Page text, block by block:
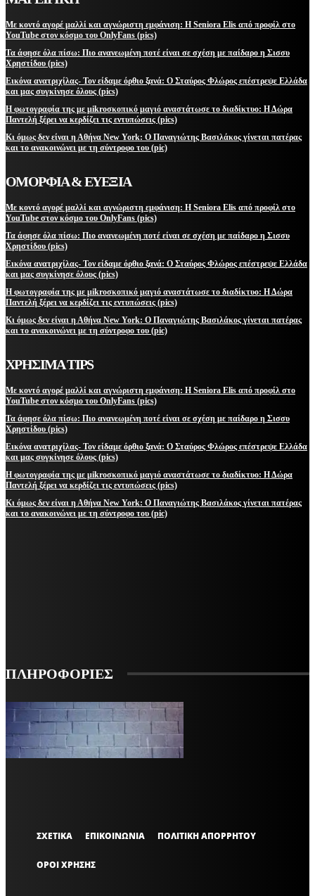
Με κοντό αγορέ μαλλί και αγνώριστη εμφάνιση: Η Seniora Elis από προφίλ στο
YouTube στον κόσμο του OnlyFans (pics)
Τα άφησε όλα πίσω: Πιο ανανεωμένη ποτέ είναι σε σχέση με παίδαρο η Σισσυ
Χρηστίδου (pics)
Εικόνα ανατριχίλας- Τον είδαμε όρθιο ξανά: Ο Σταύρος Φλώρος επέστρεψε Ελλάδα
και μας συγκίνησε όλους (pics)
Η φωτογραφία της με μikroσκοπικό μαγιό αναστάτωσε το διαδίκτυο: Η Δώρα
Παντελή ξέρει να κερδίζει τις εντυπώσεις (pics)
Κι όμως δεν είναι η Αθήνα New York: Ο Παναγιώτης Βασιλάκος γίνεται πατέρας
και το ανακοινώνει με τη σύντροφο του (pic)
ΟΜΟΡΦΙΑ & ΕΥΕΞΙΑ
Με κοντό αγορέ μαλλί και αγνώριστη εμφάνιση: Η Seniora Elis από προφίλ στο
YouTube στον κόσμο του OnlyFans (pics)
Τα άφησε όλα πίσω: Πιο ανανεωμένη ποτέ είναι σε σχέση με παίδαρο η Σισσυ
Χρηστίδου (pics)
Εικόνα ανατριχίλας- Τον είδαμε όρθιο ξανά: Ο Σταύρος Φλώρος επέστρεψε Ελλάδα
και μας συγκίνησε όλους (pics)
Η φωτογραφία της με μikroσκοπικό μαγιό αναστάτωσε το διαδίκτυο: Η Δώρα
Παντελή ξέρει να κερδίζει τις εντυπώσεις (pics)
Κι όμως δεν είναι η Αθήνα New York: Ο Παναγιώτης Βασιλάκος γίνεται πατέρας
και το ανακοινώνει με τη σύντροφο του (pic)
ΧΡΗΣΙΜΑ TIPS
Με κοντό αγορέ μαλλί και αγνώριστη εμφάνιση: Η Seniora Elis από προφίλ στο
YouTube στον κόσμο του OnlyFans (pics)
Τα άφησε όλα πίσω: Πιο ανανεωμένη ποτέ είναι σε σχέση με παίδαρο η Σισσυ
Χρηστίδου (pics)
Εικόνα ανατριχίλας- Τον είδαμε όρθιο ξανά: Ο Σταύρος Φλώρος επέστρεψε Ελλάδα
και μας συγκίνησε όλους (pics)
Η φωτογραφία της με μikroσκοπικό μαγιό αναστάτωσε το διαδίκτυο: Η Δώρα
Παντελή ξέρει να κερδίζει τις εντυπώσεις (pics)
Κι όμως δεν είναι η Αθήνα New York: Ο Παναγιώτης Βασιλάκος γίνεται πατέρας
και το ανακοινώνει με τη σύντροφο του (pic)
ΠΛΗΡΟΦΟΡΙΕΣ
VARiEMAi
OFFICIAL
ΣΧΕΤΙΚΑ ΕΠΙΚΟΙΝΩΝΙΑ ΠΟΛΙΤΙΚΗ ΑΠΟΡΡΗΤΟΥ
ΟΡΟΙ ΧΡΗΣΗΣ